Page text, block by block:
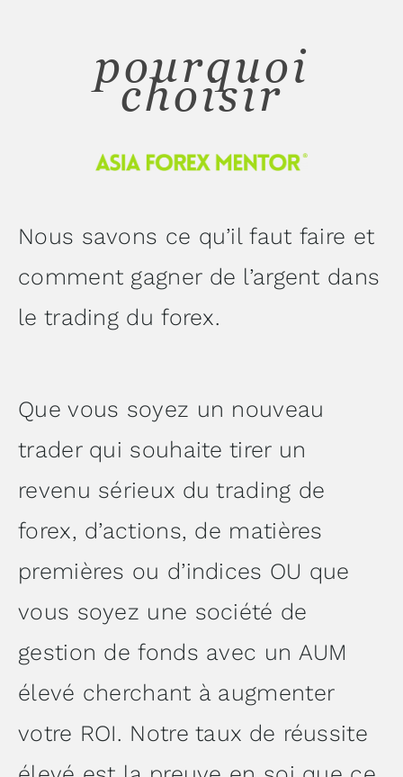
pourquoi
choisir
Nous savons ce qu’il faut faire et
comment gagner de l’argent dans
le trading du forex.
Que vous soyez un nouveau
trader qui souhaite tirer un
revenu sérieux du trading de
forex, d’actions, de matières
premières ou d’indices OU que
vous soyez une société de
gestion de fonds avec un AUM
élevé cherchant à augmenter
votre ROI. Notre taux de réussite